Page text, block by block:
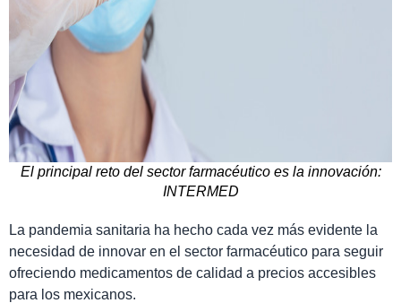
El principal reto del sector farmacéutico es la innovación:
INTERMED
La pandemia sanitaria ha hecho cada vez más evidente la
necesidad de innovar en el sector farmacéutico para seguir
ofreciendo medicamentos de calidad a precios accesibles
para los mexicanos.